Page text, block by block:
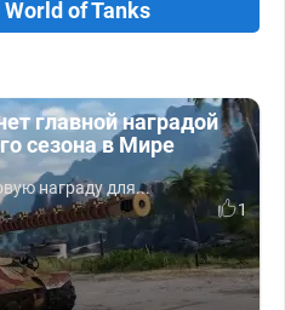
World of Tanks
главной наградой
сезона в Мире
награду для...
1